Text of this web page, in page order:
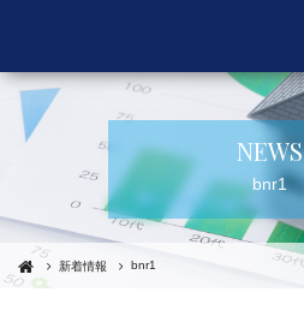
NEWS
bnr1
新着情報 bnr1